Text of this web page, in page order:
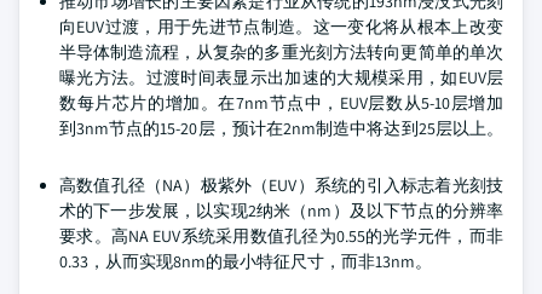
向EUV过渡，用于先进节点制造。这一变化将从根本上改变
半导体制造流程，从复杂的多重光刻方法转向更简单的单次
曝光方法。过渡时间表显示出加速的大规模采用，如EUV层
数每片芯片的增加。在7nm节点中，EUV层数从5-10层增加
到3nm节点的15-20层，预计在2nm制造中将达到25层以上。
高数值孔径（NA）极紫外（EUV）系统的引入标志着光刻技
术的下一步发展，以实现2纳米（nm）及以下节点的分辨率
要求。高NA EUV系统采用数值孔径为0.55的光学元件，而非
0.33，从而实现8nm的最小特征尺寸，而非13nm。